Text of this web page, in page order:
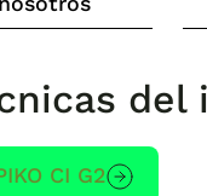
del
CI G2